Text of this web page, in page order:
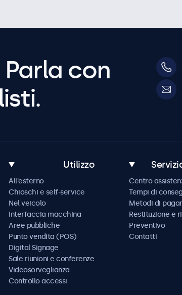
con
Utilizzo
All'esterno
Chioschi e self-service
Nel veicolo
Interfaccia macchina
Aree pubbliche
Punto vendita (POS)
Digital Signage
Sale riunioni e conferenze
Videosorveglianza
Controllo accessi
Centro
Tempi di
Metodi di
Restituzione e
Preventivo
Contatti